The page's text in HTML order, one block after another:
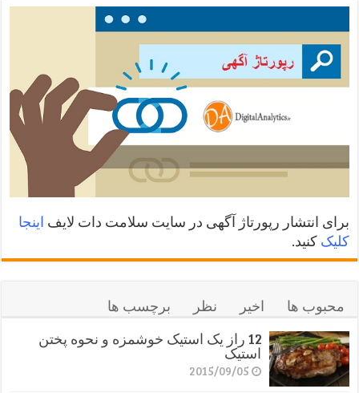
برای انتشار رپورتاژ آگهی در سایت سلامت دات لایف اینجا
کلیک کنید.
محبوب ها اخیر نظر
برچسب ها
12 راز یک استیک خوشمزه و نحوه پختن
استیک
2015/09/05